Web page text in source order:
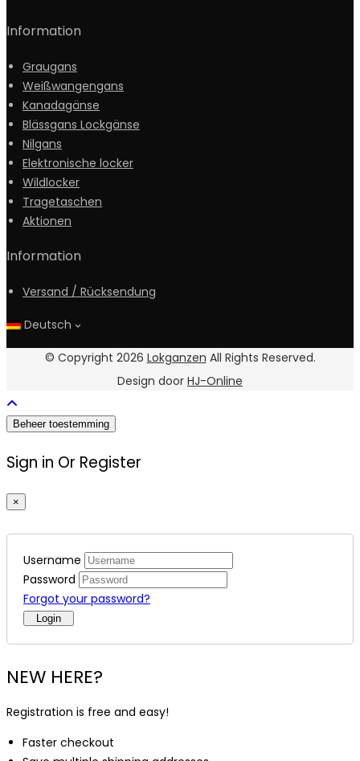
Information
Graugans
Weißwangengans
Kanadagänse
Blässgans Lockgänse
Nilgans
Elektronische locker
Wildlocker
Tragetaschen
Aktionen
Information
Versand / Rücksendung
Deutsch
© Copyright 2026 Lokganzen All Rights Reserved.
Design door HJ-Online
Beheer toestemming
Sign in Or Register
×
Username
Password
Forgot your password?
NEW HERE?
Registration is free and easy!
Faster checkout